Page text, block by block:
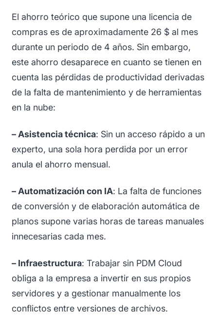
El ahorro teórico que supone una licencia de
compras es de aproximadamente 26 $ al mes
durante un periodo de 4 años. Sin embargo,
este ahorro desaparece en cuanto se tienen en
cuenta las pérdidas de productividad derivadas
de la falta de mantenimiento y de herramientas
en la nube:
– Asistencia técnica: Sin un acceso rápido a un
experto, una sola hora perdida por un error
anula el ahorro mensual.
– Automatización con IA: La falta de funciones
de conversión y de elaboración automática de
planos supone varias horas de tareas manuales
innecesarias cada mes.
– Infraestructura: Trabajar sin PDM Cloud
obliga a la empresa a invertir en sus propios
servidores y a gestionar manualmente los
conflictos entre versiones de archivos.